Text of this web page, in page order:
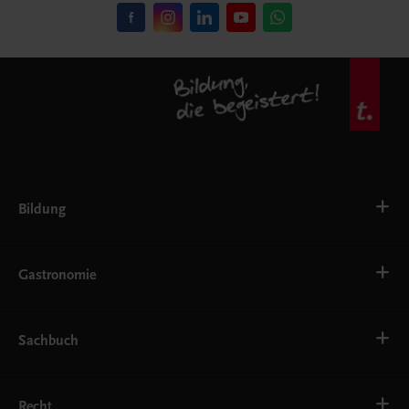
Bildung
AHS
EWF/ZWF
FW
Gastronomie
Getränke
Service
Sachbuch
Gesellschaft, Politik und Wirtschaft